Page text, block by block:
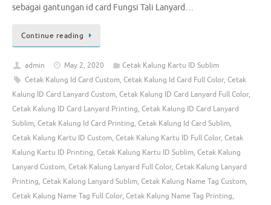
sebagai gantungan id card Fungsi Tali Lanyard…
Continue reading
admin May 2, 2020
Cetak Kalung Kartu ID Sublim
Cetak Kalung Id Card Custom, Cetak Kalung Id Card Full Color, Cetak
Kalung ID Card Lanyard Custom, Cetak Kalung ID Card Lanyard Full Color,
Cetak Kalung ID Card Lanyard Printing, Cetak Kalung ID Card Lanyard
Sublim, Cetak Kalung Id Card Printing, Cetak Kalung Id Card Sublim,
Cetak Kalung Kartu ID Custom, Cetak Kalung Kartu ID Full Color, Cetak
Kalung Kartu ID Printing, Cetak Kalung Kartu ID Sublim, Cetak Kalung
Lanyard Custom, Cetak Kalung Lanyard Full Color, Cetak Kalung Lanyard
Printing, Cetak Kalung Lanyard Sublim, Cetak Kalung Name Tag Custom,
Cetak Kalung Name Tag Full Color, Cetak Kalung Name Tag Printing,